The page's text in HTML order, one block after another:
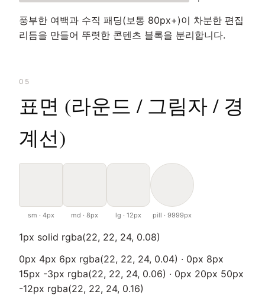
풍부한 여백과 수직 패딩(보통 80px+)이 차분한 편집
리듬을 만들어 뚜렷한 콘텐츠 블록을 분리합니다.
05
표면 (라운드 / 그림자 / 경
계선)
sm · 4px md · 8px lg · 12px pill · 9999px
1px solid rgba(22, 22, 24, 0.08)
0px 4px 6px rgba(22, 22, 24, 0.04) · 0px 8px
15px -3px rgba(22, 22, 24, 0.06) · 0px 20px 50px
-12px rgba(22, 22, 24, 0.16)